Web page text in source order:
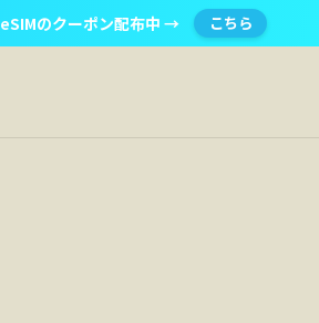
のクーポン配布中 → こちら